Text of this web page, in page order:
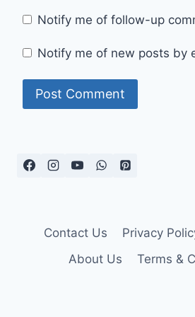
Notify me of follow-up
Notify me of new posts by
Contact Us Privacy
About Us
Terms &